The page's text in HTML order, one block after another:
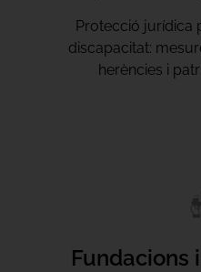
Protecció jurídica
discapacitat:
herències i
Fundacions